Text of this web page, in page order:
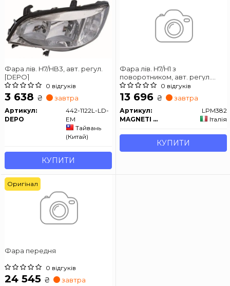
Фара лів. H7/HB3, авт. регул.
[DEPO]
0 відгуків
3 638 ₴ завтра
Артикул:
442-1122L-LD-
EM
DEPO
Тайвань
(Китай)
КУПИТИ
Фара лів. H7/H1 з
поворотником, авт. регул.
2/08- [AL]
0 відгуків
13 696 ₴ завтра
Артикул:
LPM382
MAGNETI MARELLI
Італія
КУПИТИ
Фара передня
0 відгуків
24 545 ₴ завтра
Оригінал